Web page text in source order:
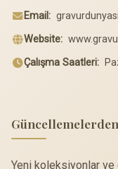
Email:
Website:
Çalışma Saatleri:
Yeni koleksiyonlar